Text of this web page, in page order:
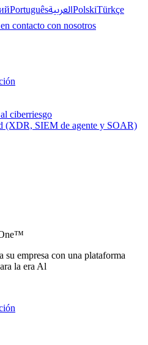
PortuguêsالعربيةPolskiTürkçe
contacto con nosotros
ciberriesgo
(XDR, SIEM de agente y SOAR)
empresa con una plataforma
la era Al